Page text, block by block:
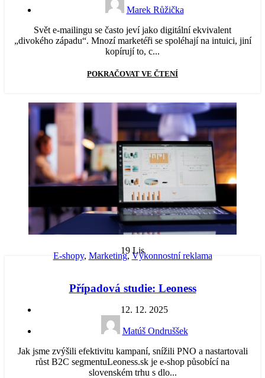
Marek Růžička
Svět e-mailingu se často jeví jako digitální ekvivalent
„divokého západu“. Mnozí marketéři se spoléhají na intuici, jiní
kopírují to, c...
POKRAČOVAT VE ČTENÍ
19Lis
E-shopy, Marketing, Výkonnostní reklama
Případová studie: Leoness
12. 12. 2025
Matúš Ondruššek
Jak jsme zvýšili efektivitu kampaní, snížili PNO a nastartovali
růst B2C segmentuLeoness.sk je e-shop působící na
slovenském trhu s dlo...